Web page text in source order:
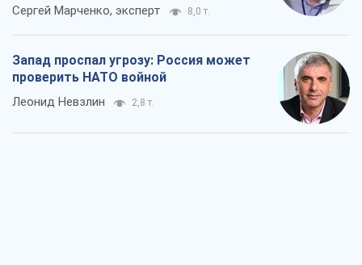
Сергей Марченко, эксперт 8,0 т.
Запад проспал угрозу: Россия может
проверить НАТО войной
Леонид Невзлин 2,8 т.